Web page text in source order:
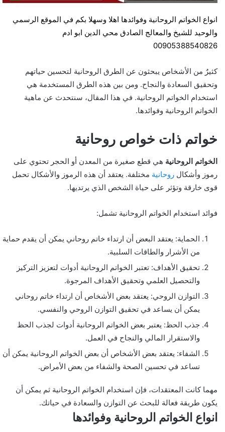
انواع الخواتم الروحانية وفوائدها اهلا وسهلا بكم في الموقع الرسمي
والوحيد للشيخ والمعالج الصادق محي الدين ابو ادم
00905388540826
كثيرٌ من الأشخاص يبحثون عن الطرق الروحانية لتحسين حياتهم
وتحقيق السعادة والنجاح. ومن بين هذه الطرق المستخدمة هي
استخدام الخواتم الروحانية. في هذا المقال، سنتحدث عن ماهية
الخواتم الروحانية وفوائدها.
خواتم ذات خواص روحانية
الخواتم الروحانية هي قطع صغيرة من المعدن أو الحجر تحتوي على
رموز وأشكال روحانية مختلفة. يعتقد أن هذه الرموز والأشكال تحمل
قوى خارقة وتؤثر على حياة الشخص الذي يرتديها.
فوائد استخدام الخواتم الروحانية تشمل:
الحماية: يعتقد البعض أن ارتداء خاتم روحاني يمكن أن يقدم حماية
من الأشرار والطاقات السلبية.
تحقيق الأهداف: تعتبر الخواتم الروحانية أدوات لتعزيز التركيز
والتحصيل العلمي وتحقيق الأهداف المرجوة.
التوازن الروحي: يعتقد بعض الأشخاص أن ارتداء خاتم روحاني
يمكن أن يساعد في تحقيق التوازن الروحي والنفسي.
جذب الحظ: يعتبر بعض الخواتم الروحانية أدوات لجذب الحظ
والاستقرار المالي والنجاح في العمل.
الشفاء: يعتقد بعض الأشخاص أن بعض الخواتم الروحانية يمكن أن
تساعد في تحسين الصحة والشفاء من بعض الأمراض.
مهما كانت المعتقدات، فإن استخدام الخواتم الروحانية ثم يمكن أن
يكون طريقة فعالة للبحث عن التوازن والسعادة في حياتك.
انواع الخواتم الروحانية وفوائدها